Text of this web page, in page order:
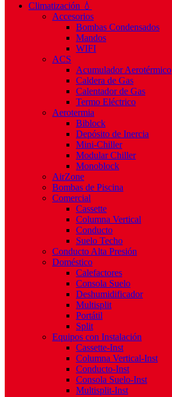
Climatización 💧
Accesorios
Bombas Condensados
Mandos
WIFI
ACS
Acumulador Aerotérmico
Caldera de Gas
Calentador de Gas
Termo Eléctrico
Aerotermia
Biblock
Depósito de Inercia
Mini-Chiller
Modular Chiller
Monoblock
AirZone
Bombas de Piscina
Comercial
Cassette
Columna Vertical
Conducto
Suelo Techo
Conducto Alta Presión
Doméstico
Calefactores
Consola Suelo
Deshumidificador
Multisplit
Portátil
Split
Equipos con Instalación
Cassette-Inst
Columna Vertical-Inst
Conducto-Inst
Consola Suelo-Inst
Multisplit-Inst